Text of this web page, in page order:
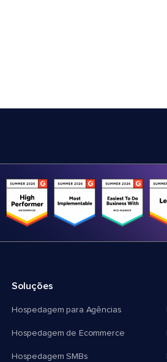
Soluções
Hospedagem para Agências
Hospedagem de Ecommerce
Hospedagem SMBs